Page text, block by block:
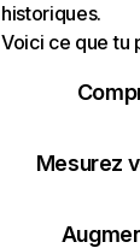
historiques.
Voici ce que tu
Mesurez